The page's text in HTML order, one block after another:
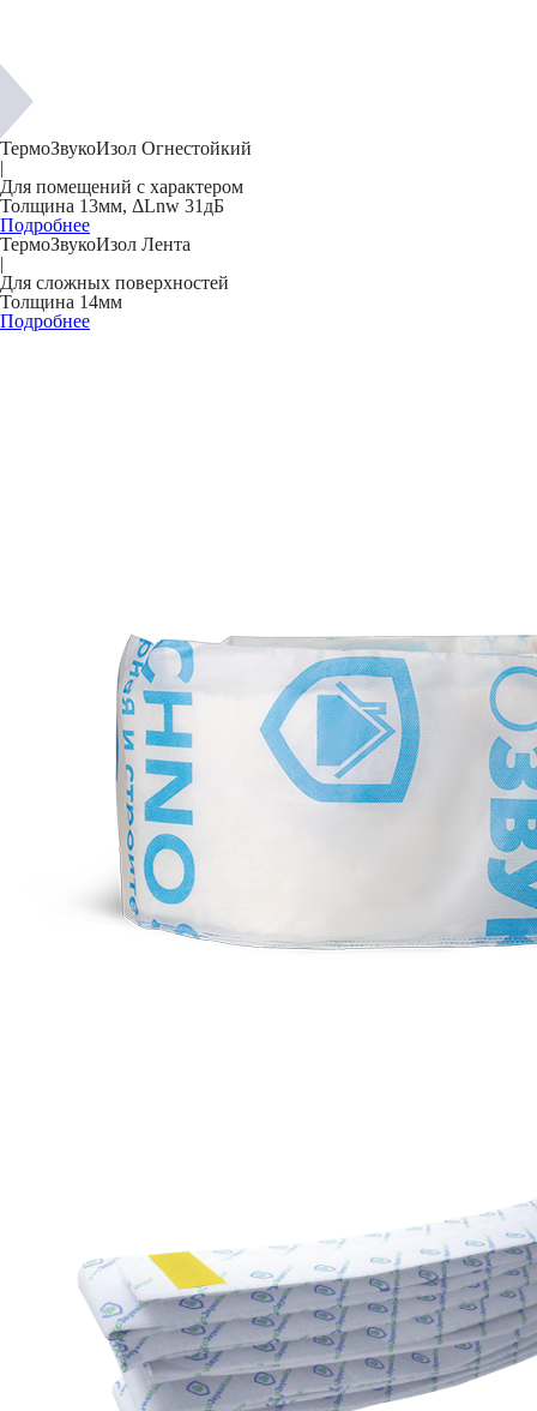
ТермоЗвукоИзол Огнестойкий
|
Для помещений с характером
Толщина 13мм, ΔLnw 31дБ
Подробнее
ТермоЗвукоИзол Лента
|
Для сложных поверхностей
Толщина 14мм
Подробнее